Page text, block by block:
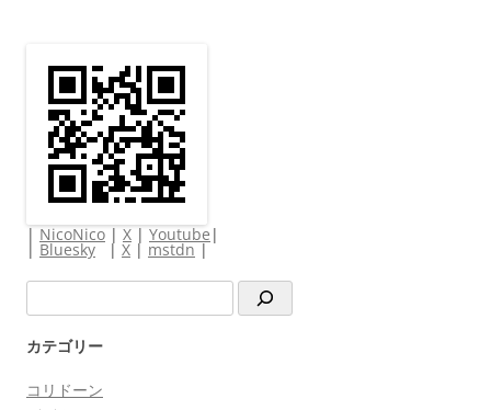
| NicoNico | X | Youtube |
Bluesky| X| mstdn|
索
カテゴリー
コリドーン